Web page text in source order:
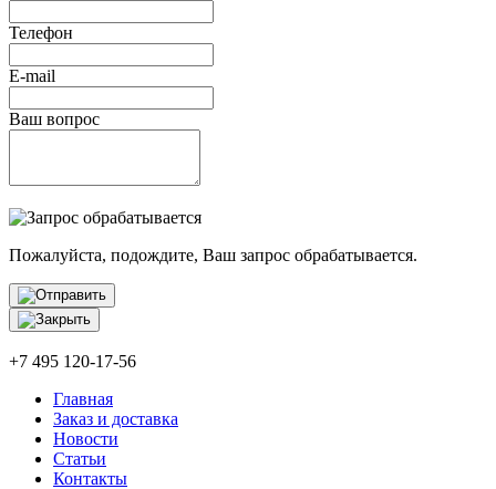
Телефон
E-mail
Ваш вопрос
Пожалуйста, подождите, Ваш запрос обрабатывается.
+7 495 120-17-56
Главная
Заказ и доставка
Новости
Статьи
Контакты